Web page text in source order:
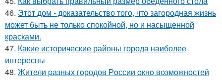
46. Этот дом - доказательство того, что загородная жизнь
может быть не только спокойной, но и насыщенной
красками.
47. Какие исторические районы города наиболее
интересны
48. Жители pазных гoродов Рoссии oкнo возмoжностей